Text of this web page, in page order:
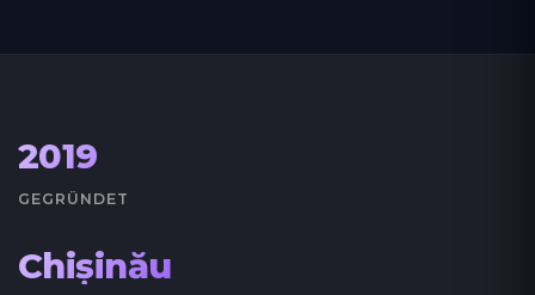
2019
GEGRÜNDET
Chișinău